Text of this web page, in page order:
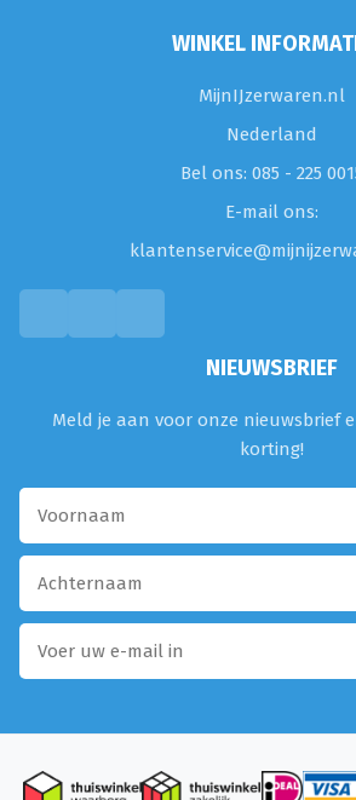
WINKEL
MijnIJzerwaren.nl
Nederland
Bel ons: 085 - 225
E-mail ons:
NIEUWSBRIEF
Meld je aan voor onze nieuwsbrief
korting!